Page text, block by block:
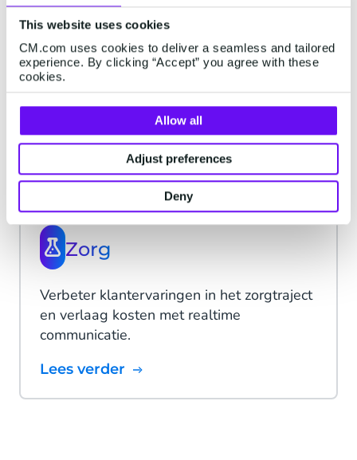
This website uses cookies
CM.com uses cookies to deliver a seamless and tailored
experience. By clicking “Accept” you agree with these
cookies.
Allow all
Adjust preferences
Deny
Zakelijke dienstverlening
elk moment, en zorg voor tevreden
klanten.
Lees verder
Zorg
Verbeter klantervaringen in het zorgtraject
en verlaag kosten met realtime
communicatie.
Lees verder